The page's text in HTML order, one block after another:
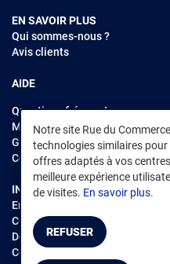
Notre site Rue du
technologies similaires
offres adaptés à vos
meilleure expérience
de visites. En savoir plus.
REFUSER
EN SAVOIR PLUS
Qui sommes-nous ?
Avis clients
AIDE
Questions fréquentes
Modes de règlements
Garantie et retours
Contacter Rue du Commerce
INFORMATIONS LÉGALES
Environnement
CGV /CGU Marketplace
Données personnelles
Cookies